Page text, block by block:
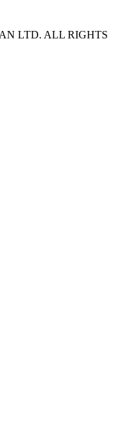
LTD. ALL RIGHTS